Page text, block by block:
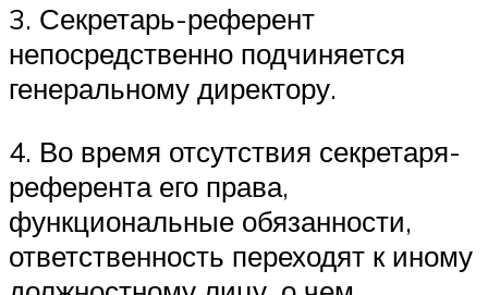
3. Секретарь-референт
непосредственно подчиняется
генеральному директору.
4. Во время отсутствия секретаря-
референта его права,
функциональные обязанности,
ответственность переходят к иному